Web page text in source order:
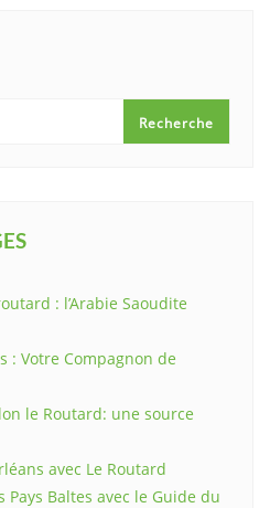
Recherche
: l’Arabie Saoudite
: Votre Compagnon de
le Routard: une source
avec Le Routard
Pays Baltes avec le Guide du